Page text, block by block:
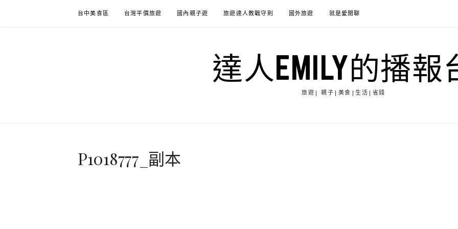
台中美食區 台灣平價旅遊 國內親子遊 旅遊達人教戰守則 國外旅遊 就是愛閒聊
達人EMILY的播報
旅遊| 親子|美食|生活|省錢
P1018777_副本